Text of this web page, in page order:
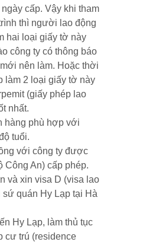
cấp. Vậy khi tham
thì người lao động
hai loại giấy tờ này
công ty có thông báo
nên làm. Hoặc thời
làm 2 loại giấy tờ này
(giấy phép lao
nhất.
hàng phù hợp với
tuổi.
với công ty được
Công An) cấp phép.
và xin visa D (visa lao
quán Hy Lạp tại Hà
Hy Lạp, làm thủ tục
cư trú (residence